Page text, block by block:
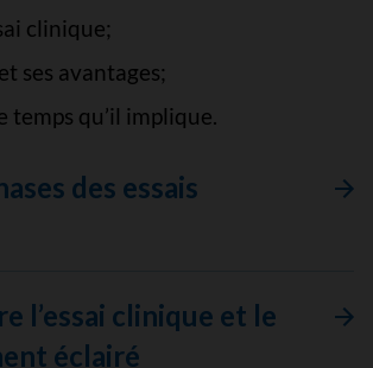
clinique;
ses avantages;
temps qu’il implique.
des essais
l’essai clinique et le
éclairé